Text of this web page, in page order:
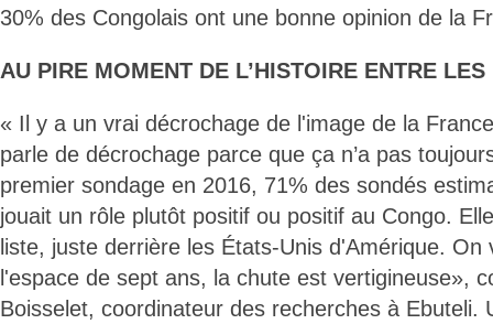
30% des Congolais ont une bonne opinion de la
AU PIRE MOMENT DE L’HISTOIRE ENTRE LES
« Il y a un vrai décrochage de l'image de la
parle de décrochage parce que ça n’a pas
premier sondage en 2016, 71% des sondés
jouait un rôle plutôt positif ou positif au Congo.
liste, juste derrière les États-Unis d'Amérique. On
l'espace de sept ans, la chute est vertigineuse»,
Boisselet, coordinateur des recherches à Ebuteli.